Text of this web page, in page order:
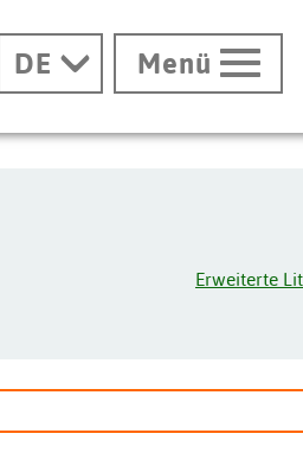
DE Menü
Erweiterte